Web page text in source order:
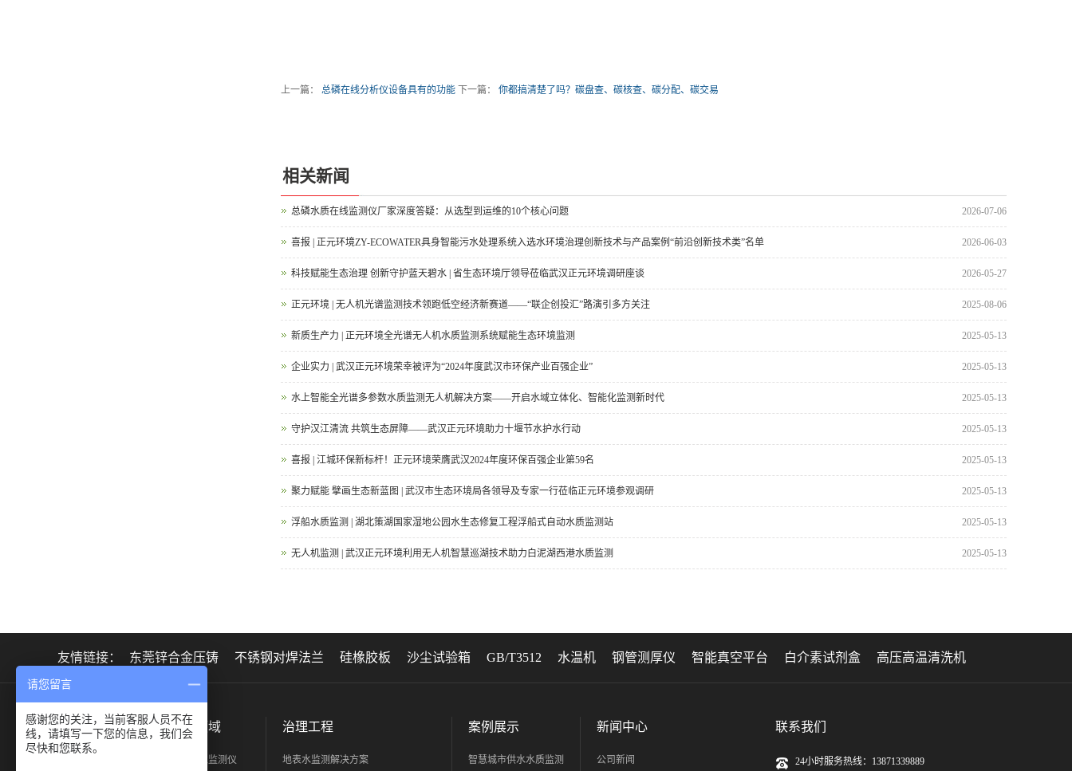
上一篇： 总磷在线分析仪设备具有的功能 下一篇： 你都搞清楚了吗？碳盘查、碳核查、碳分配、碳交易
相关新闻
总磷水质在线监测仪厂家深度答疑：从选型到运维的10个核心问题 2026-07-06
喜报 | 正元环境ZY-ECOWATER具身智能污水处理系统入选水环境治理创新技术与产品案例“前沿创新技术类”名单 2026-06-03
科技赋能生态治理 创新守护蓝天碧水 | 省生态环境厅领导莅临武汉正元环境调研座谈 2026-05-27
正元环境 | 无人机光谱监测技术领跑低空经济新赛道——“联企创投汇”路演引多方关注 2025-08-06
新质生产力 | 正元环境全光谱无人机水质监测系统赋能生态环境监测 2025-05-13
企业实力 | 武汉正元环境荣幸被评为“2024年度武汉市环保产业百强企业” 2025-05-13
水上智能全光谱多参数水质监测无人机解决方案‌——开启水域立体化、智能化监测新时代 2025-05-13
守护汉江清流 共筑生态屏障——武汉正元环境助力十堰节水护水行动 2025-05-13
喜报 | 江城环保新标杆！正元环境荣膺武汉2024年度环保百强企业第59名 2025-05-13
聚力赋能 擘画生态新蓝图 | 武汉市生态环境局各领导及专家一行莅临正元环境参观调研 2025-05-13
浮船水质监测 | 湖北策湖国家湿地公园水生态修复工程浮船式自动水质监测站 2025-05-13
无人机监测 | 武汉正元环境利用无人机智慧巡湖技术助力白泥湖西港水质监测 2025-05-13
友情链接： 东莞锌合金压铸 不锈钢对焊法兰 硅橡胶板 沙尘试验箱 GB/T3512 水温机 钢管测厚仪 智能真空平台 白介素试剂盒 高压高温清洗机
关于正元 产品领域
水质环境监测仪
治理工程
地表水监测解决方案
案例展示
智慧城市供水水质监测
新闻中心
公司新闻
联系我们
24小时服务热线：13871339889
请您留言
感谢您的关注，当前客服人员不在
线，请填写一下您的信息，我们会
尽快和您联系。